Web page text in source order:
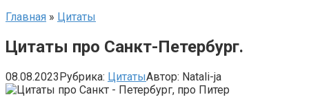
Главная » Цитаты
Цитаты про Санкт-Петербург.
08.08.2023Рубрика: ЦитатыАвтор: Natali-ja